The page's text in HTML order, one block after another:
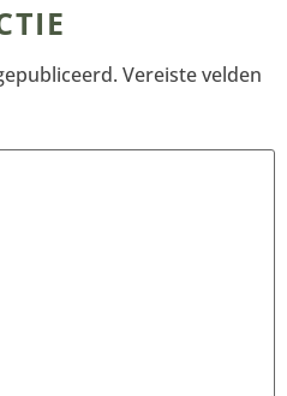
Vereiste velden